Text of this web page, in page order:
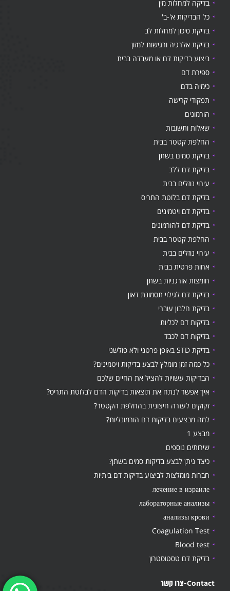
בדיקה למחלות מין
כל הבדיקות א'-ב'
בדיקת סיכון למחלות לב
בדיקת אלרגיה ורגישות למזון
ביצוע בדיקות דם או מעבדה בבית
ספירת דם
כימיה בדם
תפקודי קרישה
הורמונים
שאלות ותשובות
החלפת קטטר בבית
בדיקת סמים בשתן
בדיקת דם ללב
עירוי נוזלים בבית
בדיקת דם בלוטת התריס
בדיקת דם ויטמינים
בדיקת דם להורמונים
החלפת קטטר בבית
עירוי נוזלים בבית
אחות פרטית בבית
חומצות אורגניות בשתן
בדיקת דם לגילוי תסמונת דאון
בדיקת חלבון עוברי
בדיקות דם לכליות
בדיקות דם לכבד
בדיקת STD באופן פרטני ולא פולשני
כל כמה זמן מומלץ לבצע בדיקות ויטמינים?
הבדיקות עשויות להציל את החיים שלכם
איך אפשר לנתח את תוצאות בדיקות הדם לבלוטת התריס?
זקוקים לעזרה חיצונית בהחלפת הקטטר?
למה מבצעים בדיקות דם הורמונליות?
מבצע 1
שירותים נוספים
כיצד ניתן לבצע בדיקות סמים בשתן?
חברות מומלצות לביצוע בדיקות דם ביתיות
лечение в израиле
лабораторные анализы
анализы крови
Coagulation Test
Blood test
בדיקת דם טסטוסטרון
Contact-צרו קשר